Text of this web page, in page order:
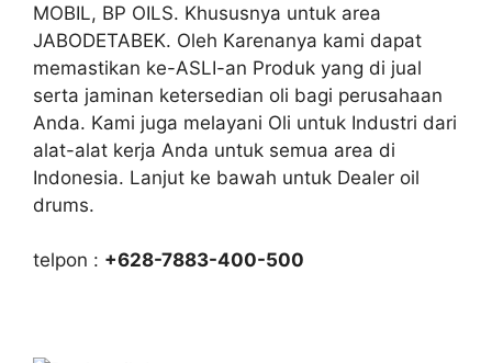
MOBIL, BP OILS. Khususnya untuk area
JABODETABEK. Oleh Karenanya kami dapat
memastikan ke-ASLI-an Produk yang di jual
serta jaminan ketersedian oli bagi perusahaan
Anda. Kami juga melayani Oli untuk Industri dari
alat-alat kerja Anda untuk semua area di
Indonesia. Lanjut ke bawah untuk Dealer oil
drums.
telpon : +628-7883-400-500